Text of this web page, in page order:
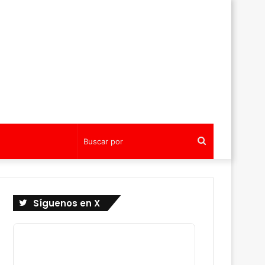
por
Síguenos en X